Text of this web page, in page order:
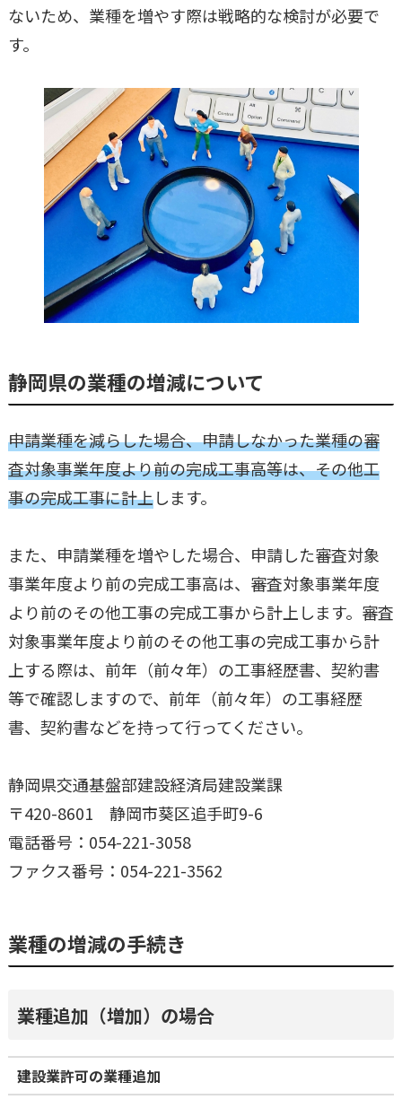
ないため、業種を増やす際は戦略的な検討が必要で
す。
静岡県の業種の増減について
申請業種を減らした場合、申請しなかった業種の審
査対象事業年度より前の完成工事高等は、その他工
事の完成工事に計上します。
また、申請業種を増やした場合、申請した審査対象
事業年度より前の完成工事高は、審査対象事業年度
より前のその他工事の完成工事から計上します。審査
対象事業年度より前のその他工事の完成工事から計
上する際は、前年（前々年）の工事経歴書、契約書
等で確認しますので、前年（前々年）の工事経歴
書、契約書などを持って行ってください。
静岡県交通基盤部建設経済局建設業課
〒420-8601 静岡市葵区追手町9-6
電話番号：054-221-3058
ファクス番号：054-221-3562
業種の増減の手続き
業種追加（増加）の場合
建設業許可の業種追加